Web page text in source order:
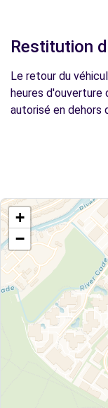
Restitution
Le retour du
heures d'ouverture
autorisé en dehors
+
−